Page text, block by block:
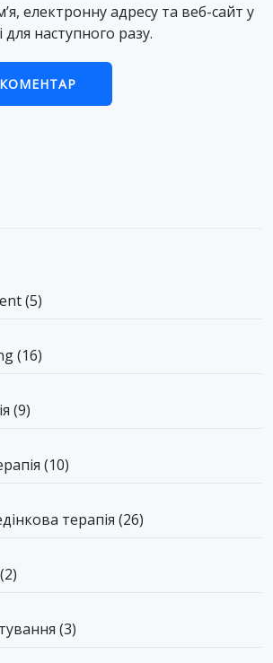
електронну адресу та веб-сайт у
наступного разу.
(5)
(16)
(9)
(10)
терапія (26)
(2)
(3)